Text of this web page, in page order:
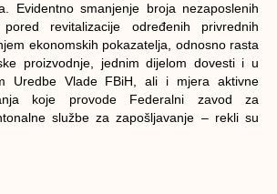
Evidentno smanjenje broja nezaposlenih
revitalizacije određenih privrednih
ekonomskih pokazatelja, odnosno rasta
proizvodnje, jednim dijelom dovesti i u
Uredbe Vlade FBiH, ali i mjera aktivne
koje provode Federalni zavod za
službe za zapošljavanje – rekli su